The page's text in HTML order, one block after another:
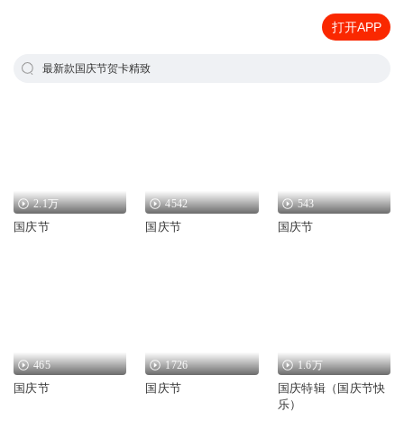
打开APP
最新款国庆节贺卡精致
2.1万
国庆节
4542
国庆节
543
国庆节
465
国庆节
1726
国庆节
1.6万
国庆特辑（国庆节快
乐）